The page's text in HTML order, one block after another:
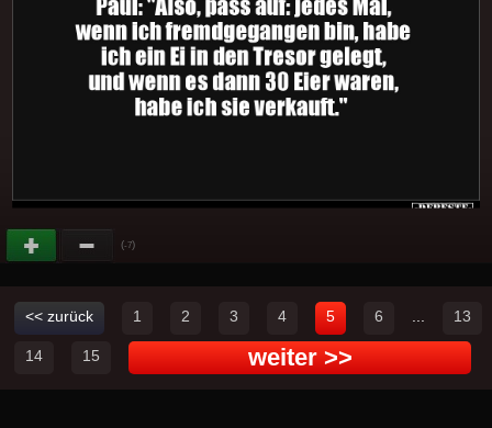
(-7)
<< zurück 1 2 3 4 5 6 13
14 15 weiter >>